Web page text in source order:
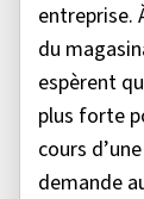
entreprise.
du
espèrent
plus forte
cours
demande